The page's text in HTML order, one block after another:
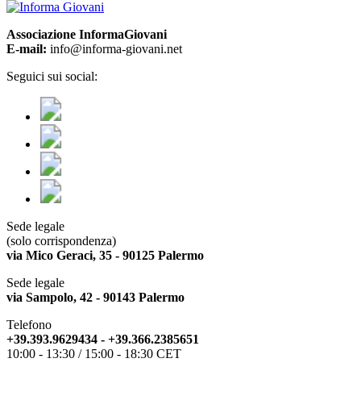
Associazione InformaGiovani
E-mail: info@informa-giovani.net
Seguici sui social:
Sede legale
(solo corrispondenza)
via Mico Geraci, 35 - 90125 Palermo
Sede legale
via Sampolo, 42 - 90143 Palermo
Telefono
+39.393.9629434 - +39.366.2385651
10:00 - 13:30 / 15:00 - 18:30 CET